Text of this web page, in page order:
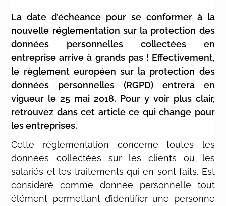
La date d’échéance pour se conformer à la
nouvelle réglementation sur la protection des
données personnelles collectées en
entreprise arrive à grands pas ! Effectivement,
le règlement européen sur la protection des
données personnelles (RGPD) entrera en
vigueur le 25 mai 2018. Pour y voir plus clair,
retrouvez dans cet article ce qui change pour
les entreprises.
Cette réglementation concernetoutes les
données collectées sur les clients ou les
salariés et les traitements qui en sont faits. Est
considéré comme donnée personnelle tout
élément permettant d’identifier une personne